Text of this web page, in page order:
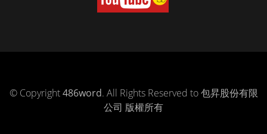
© Copyright486word. All Rights Reserved to 包昇股份有限
公司 版權所有